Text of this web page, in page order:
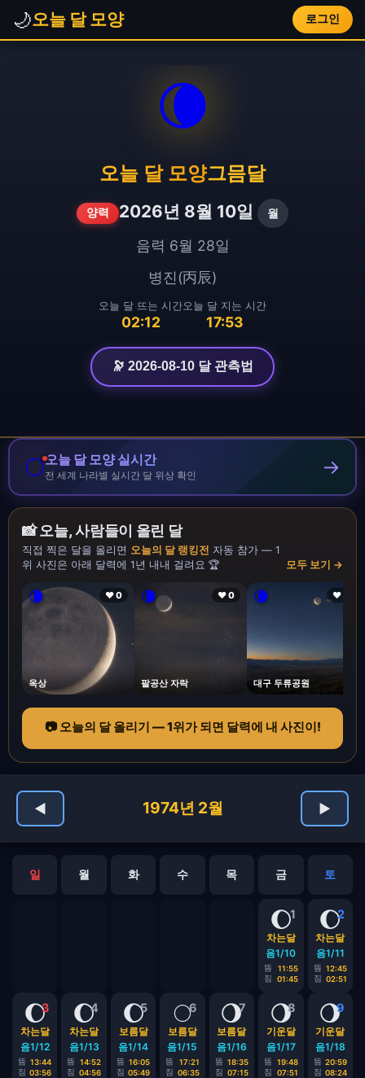
🌙오늘 달 모양 로그인
🌘
오늘 달 모양그믐달
양력 2026년 8월 10일 월
음력 6월 28일
병진(丙辰)
오늘 달 뜨는 시간
02:12
오늘 달 지는 시간
17:53
🔭 2026-08-10 달 관측법
🌕오늘 달 모양 실시간
전 세계 나라별 실시간 달 위상 확인 →
📸 오늘, 사람들이 올린 달
직접 찍은 달을 올리면 오늘의 달 랭킹전 자동 참가 — 1
위 사진은 아래 달력에 1년 내내 걸려요 🏆
모두 보기 →
🌘 ❤ 0
옥상
🌘 ❤ 0
팔공산 자락
🌘 ❤ 1
대구 두류공원
📷 오늘의 달 올리기 — 1위가 되면 달력에 내 사진이!
◀ 1974년 2월 ▶
일 월 화 수 목 금 토
1
🌔
차는달
음1/10
뜸
11:55
짐
01:45
2
🌔
차는달
음1/11
뜸 12:45
짐 02:51
3
🌔
차는달
음1/12
뜸 13:44
짐 03:56
4
🌔
차는달
음1/13
뜸
14:52
짐 04:56
5
🌔
보름달
음1/14
뜸 16:05
짐 05:49
6
🌕
보름달
음1/15
뜸
17:21
짐 06:35
7
🌖
보름달
음1/16
뜸 18:35
짐 07:15
8
🌖
기운달
음1/17
뜸
19:48
짐
07:51
9
🌖
기운달
음1/18
뜸 20:59
짐 08:24